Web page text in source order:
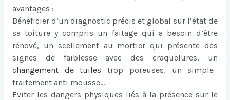
avantages :
Bénéficier d’un diagnostic précis et global sur l’état de
sa toiture y compris un faitage qui a besoin d’être
rénové, un scellement au mortier qui présente des
signes de faiblesse avec des craquelures, un
changement de tuiles trop poreuses, un simple
traitement anti mousse…
Eviter les dangers physiques liés à la présence sur le